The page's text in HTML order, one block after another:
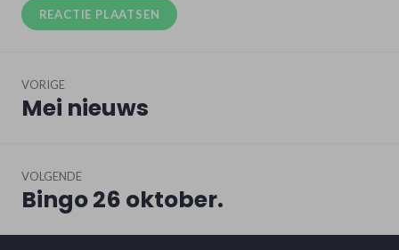
navigatie
VORIGE
Vorig
Mei nieuws
VOLGENDE
Volgend
bericht:
Bingo 26 oktober.